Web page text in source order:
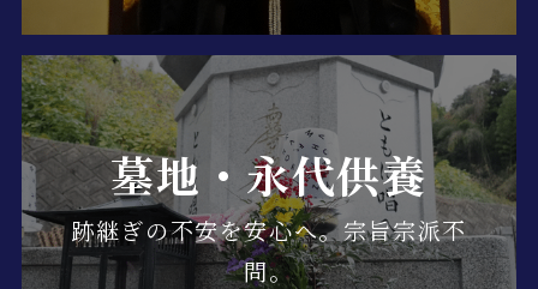
墓地・永代供養
跡継ぎの不安を安心へ。宗旨宗派不
問。